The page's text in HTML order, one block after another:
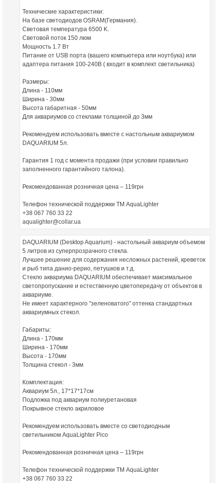
Технические характеристики:
На базе светодиодов OSRAM(Германия).
Световая температура 6500 K.
Световой поток 150 люм
Мощность 1.7 Вт
Питание от USB порта (вашего компьютера или ноутбука) или
адаптера питания 100-240В ( входит в комплект светильника)
Размеры:
Длина - 110мм
Ширина - 30мм
Высота габаритная - 50мм
Для аквариумов со стеклами толщиной до 3мм
Рекомендуем использовать вместе с настольным аквариумом
DAQUARIUM 5л.
Гарантия 1 год с момента продажи (при условии правильно
заполненного гарантийного талона).
Рекомендованная розничная цена – 119грн
Телефон технической поддержки ТМ AquaLighter
+38 067 760 33 22
aqualighter@collar.ua
DAQUARIUM (Desktop Aquarium) - настольный аквариум объемом
5 литров из суперпрозрачного стекла.
Лучшее решение для содержания несложных растений, креветок
и рыб типа данио-рерио, петушков и т.д.
Стекло аквариума DAQUARIUM обеспечивает максимальное
светопропускание и естественную цветопередачу от объектов в
аквариуме.
Не имеет характерного "зеленоватого" оттенка стандартных
аквариумных стекол.
Габариты:
Длина - 170мм
Ширина - 170мм
Высота - 170мм
Толщина стекол - 3мм
Комплектация:
Аквариум 5л., 17*17*17см
Подложка под аквариум полиуретановая
Покрывное стекло акриловое
Рекомендуем использовать вместе со светодиодным
светильником AquaLighter Pico
Рекомендованная розничная цена – 119грн
Телефон технической поддержки ТМ AquaLighter
+38 067 760 33 22